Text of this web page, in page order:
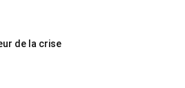
de la crise